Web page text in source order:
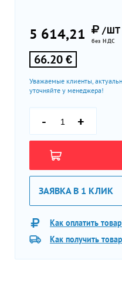
5 614,21 /ШТ
без НДС
66.20 €
Уважаемые клиенты,
уточняйте у менеджера!
- +
ЗАЯВКА В 1 КЛИК
Как оплатить
Как получить